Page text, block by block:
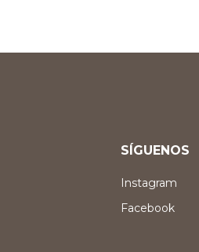
SÍGUENOS
Instagram
Facebook